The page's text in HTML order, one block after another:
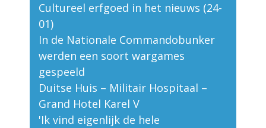
Cultureel erfgoed in het nieuws (24-
01)
In de Nationale Commandobunker
werden een soort wargames
gespeeld
Duitse Huis – Militair Hospitaal –
Grand Hotel Karel V
'Ik vind eigenlijk de hele